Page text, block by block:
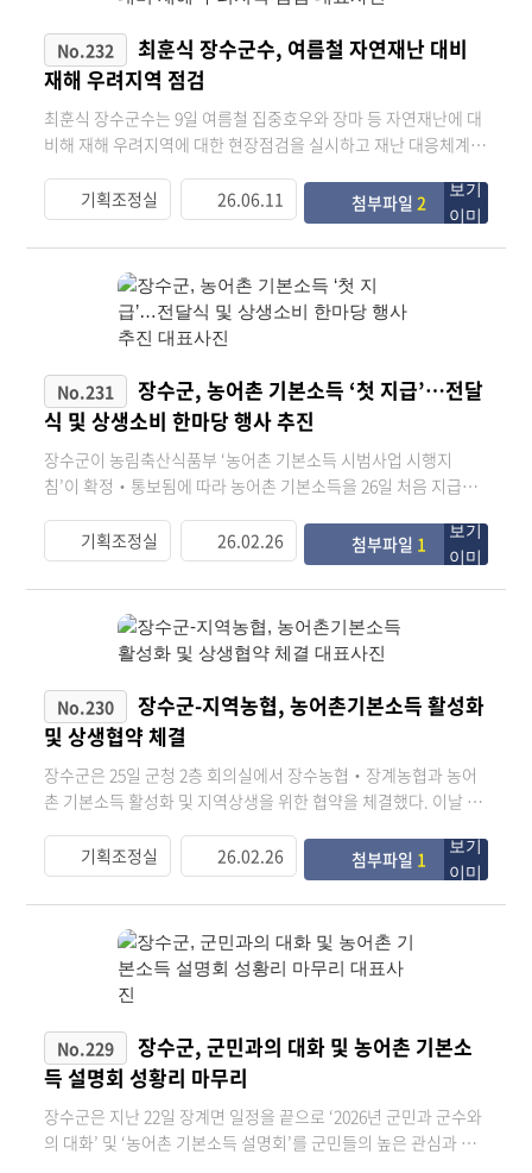
농산물 수확 시기마다 현장 중심의 농정 활동을 강화하며 농업인
과의 소통을 확대하고, 안정적인 농업환경 조성과 농가 소득 향상
을 위한 다양한 지원사업을 추진하고 있다.
식·다축 재배 실증포, 스마트과원, 무병묘 생산포 등을 운영하고
있다. 이어 사과 재배 농가를 방문해 사과 비대 상태와 착과 상
황, 병해충 발생 여부 등 생육 전반을 살피고 농업인들과 현장에서
겪는 애로사항과 건의사항을 청취했다. 특히 신품종 주산지 현장
연구 과제가 추진되고 있는 농가에서는 이지플, 만홍, 골든볼 등 다
양한 신품종 시험재배 현황을 확인하고, 장수지역 적응성과 시장
망 시범사업 현장을 방문해 운영 현황과 여름철 고온기 과실 품질
향상 효과를 살펴보고, 기후변화에 대응할 수 있는 실용적인 재배
기술 보급의 중요성을 강조했다. 최훈식 군수는 “장수사과의 지속
적인 경쟁력 확보를 위해서는 현장의 목소리를 바탕으로 새로운
재배기술과 우수 품종을 적극 도입하는 것이 중요하다”며 “미래
과수산업 육성을 위한 지원을 확대해 나가겠다”고 밝혔다. 한편 장
수군은 다방면의 재배기술 고도화 등을 통해 장수사과의 품질 경
쟁력을 높이고 지역 과수산업의 미래 성장동력을 확보해 나갈 계
획이다.
No.232
최훈식 장수군수, 여름철 자연재난 대비
재해 우려지역 점검
최훈식 장수군수는 9일 여름철 집중호우와 장마 등 자연재난에 대
비해 재해 우려지역에 대한 현장점검을 실시하고 재난 대응체계를
에 대비하여 사전에 위험요소를 파악하고 재난 대응체계를 강화하
기 위해 추진됐다. 최 군수는 장계천 홍수정보제공지점과 동정마
을 인명피해 우려지역, 당골저수지, 계북면 어전리 산사태 취약지
역 응급복구 현장 등을 차례로 방문해 현장 상황을 직접 살폈다. 이
날 점검에서는 하천 준설 상태와 배수시설 관리 실태를 비롯해 주
민 긴급대피 연락체계 구축 여부, 비상대처계획 수립 상황 등 재난
발생 시 대응체계 전반을 면밀히 확인했다. 특히 인명피해 우려지
역과 산사태 취약지역에 대해서는 위험요인 관리 현황과 응급복구
추진 상황을 집중 점검하며 안전관리에 만전을 기할 것을 당부했
다. 현장점검을 마친 최훈식 군수는 “여름철 자연재난은 사전 대비
가 무엇보다 중요하다”며 “재해 취약지역의 위험요소를 철저히 점
검하고 관계부서에서는 선제적인 예방대책과 안전관리 체계를 빈
예측하기 어려운 국지성 집중호우가 빈번하게 발생하고 있는 만큼
군민의 생명과 재산을 보호하는 것을 최우선으로 삼아 신속한 대
응체계를 유지하고 피해 최소화에 최선을 다해달라”고 강조했
다. 한편 장수군은 지난 5월 1일부터 10월 15일까지를 ‘여름철 자
연재난 대비 집중대책 기간’으로 정하고, 호우와 태풍 등 각종 자연
재난에 대비한 상황관리와 시설물 점검 등 군민 안전 확보에 총력
을 기울이고 있다.
기획조정실 26.06.11 첨부파일 2
No.231
장수군, 농어촌 기본소득 ‘첫 지급’…전달
식 및 상생소비 한마당 행사 추진
장수군이 농림축산식품부 ‘농어촌 기본소득 시범사업 시행지
침’이 확정‧통보됨에 따라 농어촌 기본소득을 26일 처음 지급했
전달식’과 ‘농어촌 기본소득 첫 지급 상생소비 한마당’ 행사를 군
청 군민회관 및 잔디광장에서 개최하고 ‘전 군민 농어촌 기본소득
시대’의 힘찬 개막을 군민과 함께 축하했다. 이번 행사는 송미령 농
림축산식품부 장관, 최훈식 장수군수, 노홍석 전북특별자치도 행
정부지사를 비롯한 지역 기관·사회단체장, 군민 등 약 200여 명이
참석한 가운데 진행됐다. 먼저 기본소득 전달식은 그간 농어촌 기
본소득 추진 상황보고를 시작으로 제1회 기본소득 수령자들과 함
께 청년활력센터 조성, 이동마켓 운영 등 기본소득과 연계한 다양
한 정책에 대해 공유하는 시간을 가졌다. 특히 전달식에서 장수군
기본소득 1호 수령자에게 장수사랑상품권을 전달할 때 참석자들
의 큰 박수 속에서 장수군 농어촌 기본소득의 상징적인 첫 출발을
여하는 ‘상생소비 한마당’이 함께 열려 행사 분위기를 한층 고조시
켰다. 한마당 행사장에는 지역 농·특산물 판매, 먹거리 부스, 체험
프로그램 등 총 14개의 판매·체험 이벤트 부스가 운영됐으며 군민
들은 이날 첫 지급된 농어촌 기본소득으로 직접 상품을 구매하며
지역경제 선순환의 첫걸음을 내디뎠다. 행사에 참여한 한 군민
은 “농어촌 기본소득이 지급되니 생활에 작은 여유가 생긴 느낌이
다”며 “이 돈을 우리 동네에서 쓰게 되어 이웃에게도 도움이 된다
고 생각하니 더 의미 있게 다가온다”고 말했다. 최훈식 군수는 “오
늘은 우리 장수군에서 농어촌 기본소득이 처음 지급되는 아주 뜻
깊은 날이다”며 “농어촌 기본소득을 단순한 소득 지원에 머무르지
않고 청년 정착 지원, 소상공인 판로 확대, 지역 내 소비 기반 강화
로 이어질 수 있는 군민과 함께 만들어가는 장수형 기본소득 모델
기획조정실 26.02.26 첨부파일 1
No.230
장수군-지역농협, 농어촌기본소득 활성화
및 상생협약 체결
장수군은 25일 군청 2층 회의실에서 장수농협‧장계농협과 농어
촌 기본소득 활성화 및 지역상생을 위한 협약을 체결했다. 이날 협
용 장계농협조합장, NH농협장수군지부 관계자 등이 참석해 상호
협력 방안을 공유하고 협약서에 서명했다. 이번 협약은 농어촌기
본소득 지급과 연계한 지역내 소비 촉진과 상생 구조를 구축하기
위한 것으로 기본소득이 지역 안에서 실질적인 경제 선순환으로
이어져 군민 복리 증진과 공익 증진에 기여하기 위해 마련됐다. 이
번 협약을 통해 장수군과 2개 농협은 농어촌 기본소득 지급 및 장
수사랑상품권 운영에 필요한 전반적인 업무에 상호 협력하고 기본
소득 사용으로 발생하는 매출액 중 일부를 지역사회 환원 기금으
로 출연해 환원사업에 활용하기로 했다. 특히 농림축산식품부의
농어촌 기본소득 시범사업 시행지침에 따라 면지역 하나로마트 조
건부 사용 허용과 지역사회 환원활동을 구체화됐고 군과 지역농협
이 협력체계를 구축해 기본소득 사용으로 발생한 소비가 지역에
기획조정실 26.02.26 첨부파일 1
No.229
장수군, 군민과의 대화 및 농어촌 기본소
득 설명회 성황리 마무리
장수군은 지난 22일 장계면 일정을 끝으로 ‘2026년 군민과 군수와
의 대화’ 및 ‘농어촌 기본소득 설명회’를 군민들의 높은 관심과 참